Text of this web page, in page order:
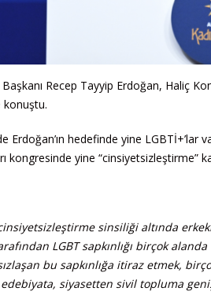
Recep Tayyip Erdoğan, Haliç
konuştu.
Erdoğan’ın hedefinde yine LGBTİ+’lar
yine “cinsiyetsizleştirme”
sinsiliği altında
LGBT sapkınlığı birçok
bu sapkınlığa itiraz etmek,
siyasetten sivil topluma